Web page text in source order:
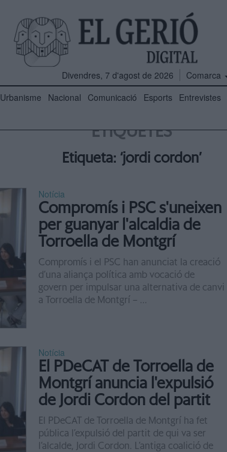
Divendres, 7 d'agost de 2026
Comarca
Urbanisme Nacional Comunicació Esports Entrevistes
ETIQUETES
Etiqueta: ‘jordi cordon’
Notícia
Compromís i PSC s'uneixen
per guanyar l'alcaldia de
Torroella de Montgrí
Compromís i el PSC han anunciat la creació
d’una aliança política amb vocació de
govern per impulsar una alternativa de canvi
a Torroella de Montgrí – ...
Notícia
El PDeCAT de Torroella de
Montgrí anuncia l'expulsió
de Jordi Cordon del partit
El PDeCAT de Torroella de Montgrí ha fet
pública l’expulsió del partit de qui va ser
l’alcalde, Jordi Cordon. L’antiga coalició de